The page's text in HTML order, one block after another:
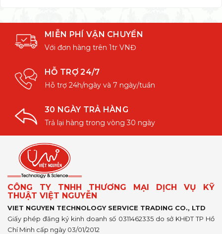
MIỄN PHÍ VẬN CHUYỂN
Với đơn hàng trên 1tr VNĐ
HỖ TRỢ 24/7
Hỗ trợ 24h/ngày và 7 ngày/tuần
30 NGÀY TRẢ HÀNG
Trả lại hàng trong vòng 30 ngày
CÔNG TY TNHH THƯƠNG MẠI DỊCH VỤ KỸ
THUẬT VIỆT NGUYỄN
VIET NGUYEN TECHNOLOGY SERVICE TRADING CO., LTD
Giấy phép đăng ký kinh doanh số 0311462335 do sở KHĐT TP Hồ
Chí Minh cấp ngày 03/01/2012